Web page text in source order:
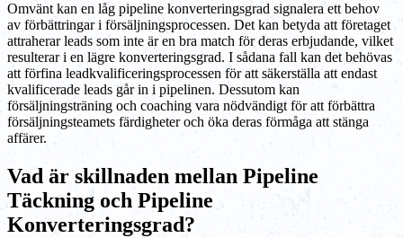
Omvänt kan en låg pipeline konverteringsgrad signalera ett behov
av förbättringar i försäljningsprocessen. Det kan betyda att företaget
attraherar leads som inte är en bra match för deras erbjudande, vilket
resulterar i en lägre konverteringsgrad. I sådana fall kan det behövas
att förfina leadkvalificeringsprocessen för att säkerställa att endast
kvalificerade leads går in i pipelinen. Dessutom kan
försäljningsträning och coaching vara nödvändigt för att förbättra
försäljningsteamets färdigheter och öka deras förmåga att stänga
affärer.
Vad är skillnaden mellan Pipeline
Täckning och Pipeline
Konverteringsgrad?